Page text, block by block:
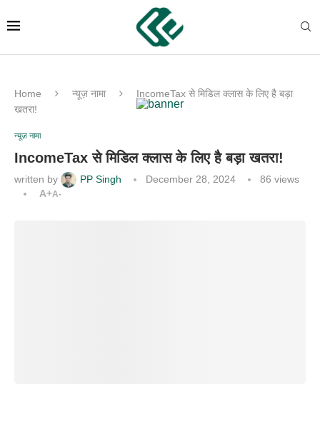
Home न्यूज़ नामा
IncomeTax से मिडिल क्लास के लिए है बड़ा
खतरा!
न्यूज़ नामा
IncomeTax से मिडिल क्लास के लिए है बड़ा खतरा!
written by PP Singh December 28, 2024 86 views
A+A-